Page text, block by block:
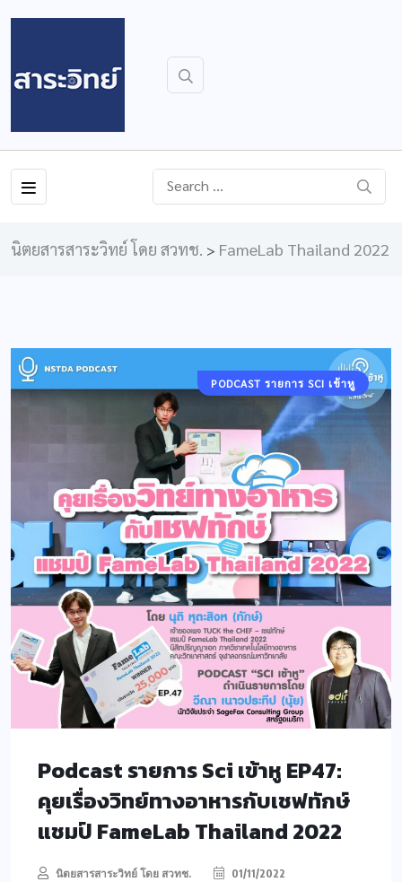
นิตยสารสาระวิทย์ โดย สวทช. > FameLab Thailand 2022
PODCAST รายการ SCI เข้าหู
Podcast รายการ Sci เข้าหู EP47:
คุยเรื่องวิทย์ทางอาหารกับเชฟทักษ์
แชมป์ FameLab Thailand 2022
นิตยสารสาระวิทย์ โดย สวทช. 01/11/2022